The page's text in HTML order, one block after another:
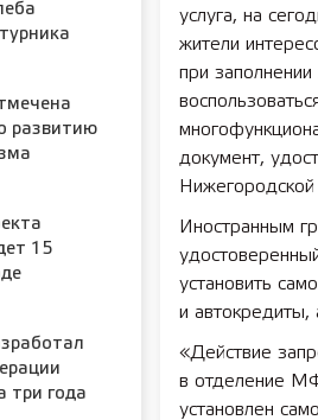
развитию
15
три года
услуга, на
жители
при
документ,
Иностранным
установить
и
«Действие
в отделение
установлен